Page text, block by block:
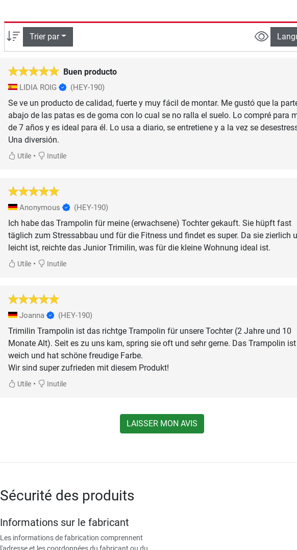
Trier par
Buen producto
LIDIA ROIG (HEY-190)
Se ve un producto de calidad, fuerte y muy fácil de montar. Me gustó que la
abajo de las patas es de goma con lo cual se no ralla el suelo. Lo compré para
de 7 años y es ideal para él. Lo usa a diario, se entretiene y a la vez se
Utile• Inutile
Anonymous (HEY-190)
Ich habe das Trampolin für meine (erwachsene) Tochter gekauft. Sie hüpft fast
täglich zum Stressabbau und für die Fitness und findet es super. Da sie zierlich
leicht ist, reichte das Junior Trimilin, was für die kleine Wohnung ideal ist.
Utile• Inutile
Joanna (HEY-190)
Trimilin Trampolin ist das richtge Trampolin für unsere Tochter (2 Jahre und 10
Monate Alt). Seit es zu uns kam, spring sie oft und sehr gerne. Das Trampolin
weich und hat schöne freudige Farbe.
Wir sind super zufrieden mit diesem Produkt!
Utile• Inutile
LAISSER MON AVIS
Sécurité des produits
Informations sur le fabricant
Les informations de fabrication comprennent